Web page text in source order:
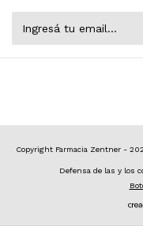
Copyright Farmacia Zentner -
Defensa de las y los